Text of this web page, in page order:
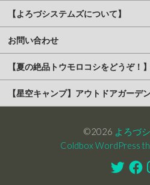
【よろづシステムズについて】
お問い合わせ
【夏の絶品トウモロコシをどうぞ！
【星空キャンプ】アウトドアガーデ
©2026 よろづ
Coldbox WordPress